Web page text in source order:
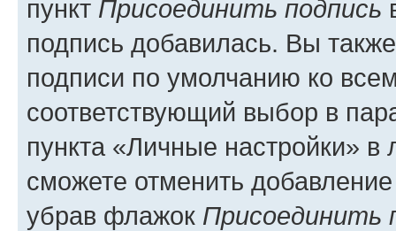
пункт Присоединить подпись
подпись добавилась. Вы
подписи по умолчанию ко
соответствующий выбор в
пункта «Личные настройки»
сможете отменить
убрав флажок Присоединить